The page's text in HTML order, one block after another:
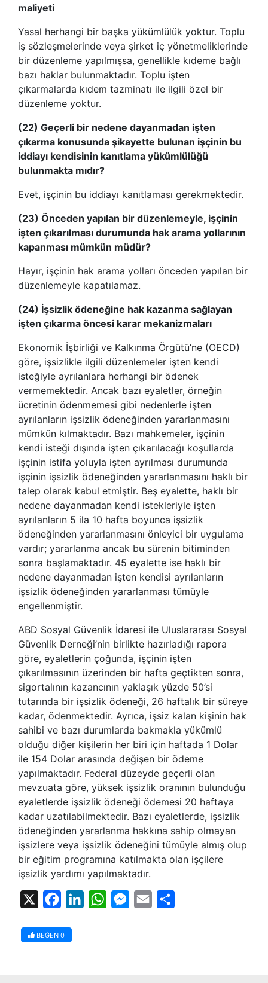
maliyeti
Yasal herhangi bir başka yükümlülük yoktur. Toplu
iş sözleşmelerinde veya şirket iç yönetmeliklerinde
bir düzenleme yapılmışsa, genellikle kıdeme bağlı
bazı haklar bulunmaktadır. Toplu işten
çıkarmalarda kıdem tazminatı ile ilgili özel bir
düzenleme yoktur.
(22) Geçerli bir nedene dayanmadan işten
çıkarma konusunda şikayette bulunan işçinin bu
iddiayı kendisinin kanıtlama yükümlülüğü
bulunmakta mıdır?
Evet, işçinin bu iddiayı kanıtlaması gerekmektedir.
(23) Önceden yapılan bir düzenlemeyle, işçinin
işten çıkarılması durumunda hak arama yollarının
kapanması mümkün müdür?
Hayır, işçinin hak arama yolları önceden yapılan bir
düzenlemeyle kapatılamaz.
(24) İşsizlik ödeneğine hak kazanma sağlayan
işten çıkarma öncesi karar mekanizmaları
Ekonomik İşbirliği ve Kalkınma Örgütü’ne (OECD)
göre, işsizlikle ilgili düzenlemeler işten kendi
isteğiyle ayrılanlara herhangi bir ödenek
vermemektedir. Ancak bazı eyaletler, örneğin
ücretinin ödenmemesi gibi nedenlerle işten
ayrılanların işsizlik ödeneğinden yararlanmasını
mümkün kılmaktadır. Bazı mahkemeler, işçinin
kendi isteği dışında işten çıkarılacağı koşullarda
işçinin istifa yoluyla işten ayrılması durumunda
işçinin işsizlik ödeneğinden yararlanmasını haklı bir
talep olarak kabul etmiştir. Beş eyalette, haklı bir
nedene dayanmadan kendi istekleriyle işten
ayrılanların 5 ila 10 hafta boyunca işsizlik
ödeneğinden yararlanmasını önleyici bir uygulama
vardır; yararlanma ancak bu sürenin bitiminden
sonra başlamaktadır. 45 eyalette ise haklı bir
nedene dayanmadan işten kendisi ayrılanların
işsizlik ödeneğinden yararlanması tümüyle
engellenmiştir.
ABD Sosyal Güvenlik İdaresi ile Uluslararası Sosyal
Güvenlik Derneği’nin birlikte hazırladığı rapora
göre, eyaletlerin çoğunda, işçinin işten
çıkarılmasının üzerinden bir hafta geçtikten sonra,
sigortalının kazancının yaklaşık yüzde 50’si
tutarında bir işsizlik ödeneği, 26 haftalık bir süreye
kadar, ödenmektedir. Ayrıca, işsiz kalan kişinin hak
sahibi ve bazı durumlarda bakmakla yükümlü
olduğu diğer kişilerin her biri için haftada 1 Dolar
ile 154 Dolar arasında değişen bir ödeme
yapılmaktadır. Federal düzeyde geçerli olan
mevzuata göre, yüksek işsizlik oranının bulunduğu
eyaletlerde işsizlik ödeneği ödemesi 20 haftaya
kadar uzatılabilmektedir. Bazı eyaletlerde, işsizlik
ödeneğinden yararlanma hakkına sahip olmayan
işsizlere veya işsizlik ödeneğini tümüyle almış olup
bir eğitim programına katılmakta olan işçilere
işsizlik yardımı yapılmaktadır.
FacebookLinkedInWhatsAppMessenger
Email
BEĞEN 0